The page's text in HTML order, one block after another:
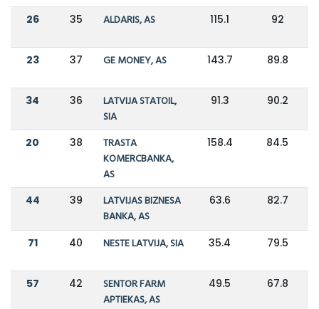
26 35 ALDARIS, AS 115.1 92
23 37 GE MONEY, AS 143.7 89.8
34 36
LATVIJA STATOIL,
SIA
91.3 90.2
20 38
TRASTA
KOMERCBANKA,
AS
158.4 84.5
44 39
LATVIJAS BIZNESA
BANKA, AS
63.6 82.7
71 40 NESTE LATVIJA, SIA 35.4 79.5
57 42
SENTOR FARM
APTIEKAS, AS
49.5 67.8